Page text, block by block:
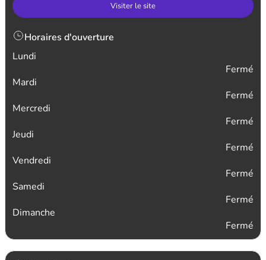
Visiter le site
Horaires d'ouverture
Lundi
Fermé
Mardi
Fermé
Mercredi
Fermé
Jeudi
Fermé
Vendredi
Fermé
Samedi
Fermé
Dimanche
Fermé